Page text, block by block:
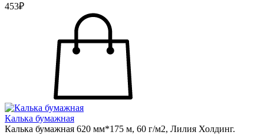
453₽
Калька бумажная
Калька бумажная 620 мм*175 м, 60 г/м2, Лилия Холдинг.